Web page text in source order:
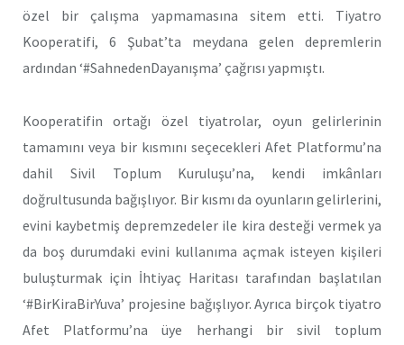
özel bir çalışma yapmamasına sitem etti. Tiyatro
Kooperatifi, 6 Şubat’ta meydana gelen depremlerin
ardından ‘#SahnedenDayanışma’ çağrısı yapmıştı.
Kooperatifin ortağı özel tiyatrolar, oyun gelirlerinin
tamamını veya bir kısmını seçecekleri Afet Platformu’na
dahil Sivil Toplum Kuruluşu’na, kendi imkânları
doğrultusunda bağışlıyor. Bir kısmı da oyunların gelirlerini,
evini kaybetmiş depremzedeler ile kira desteği vermek ya
da boş durumdaki evini kullanıma açmak isteyen kişileri
buluşturmak için İhtiyaç Haritası tarafından başlatılan
‘#BirKiraBirYuva’ projesine bağışlıyor. Ayrıca birçok tiyatro
Afet Platformu’na üye herhangi bir sivil toplum